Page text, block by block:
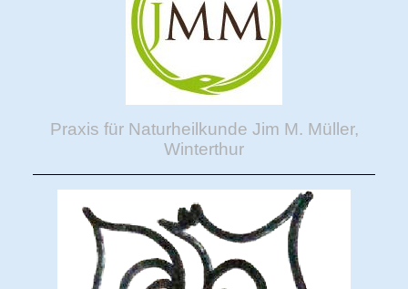
Praxis für Naturheilkunde Jim M. Müller,
Winterthur